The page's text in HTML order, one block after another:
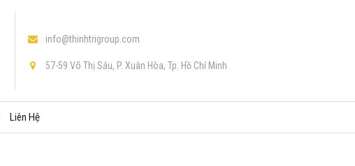
info@thinhtrigroup.com
57-59 Võ Thị Sáu, P. Xuân Hòa, Tp. Hồ Chí Minh
Liên Hệ